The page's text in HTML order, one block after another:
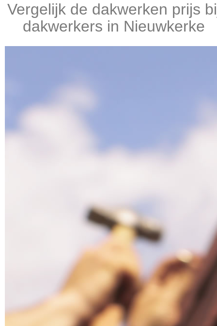
Vergelijk de dakwerken prijs
dakwerkers in Nieuwkerke